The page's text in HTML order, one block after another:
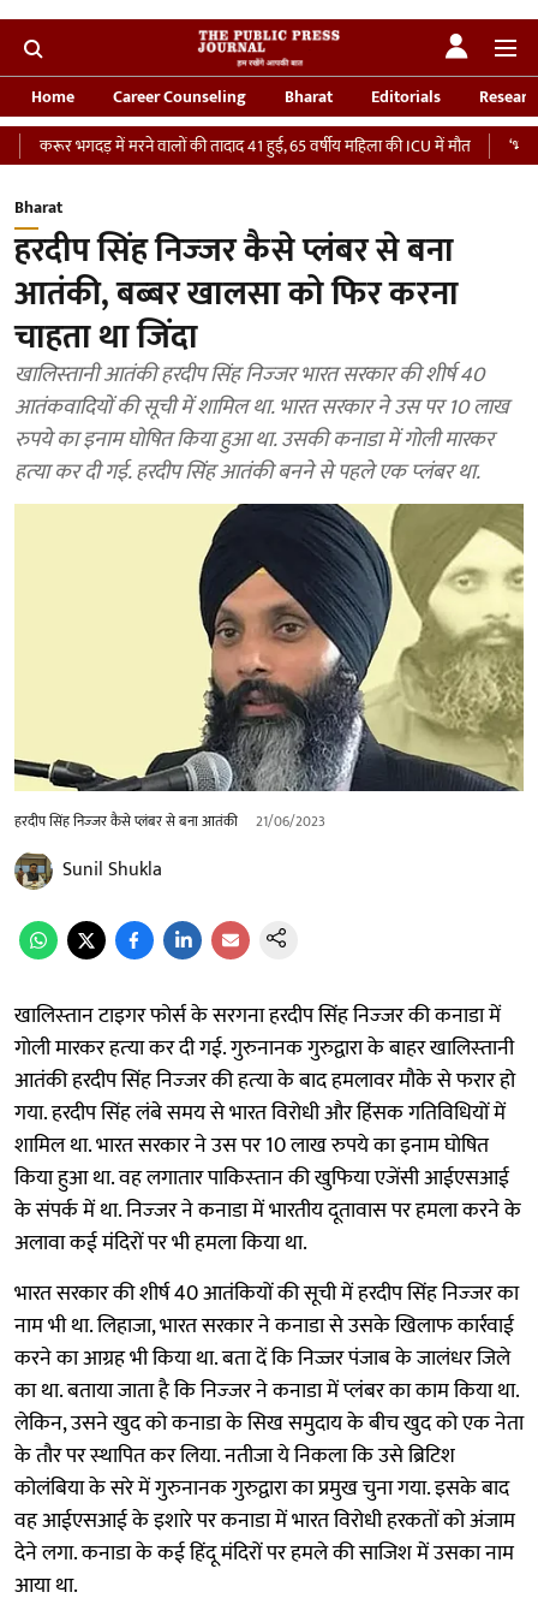
Home Career Counseling Bharat Editorials
में मरने वालों की तादाद 41 हुई, 65 वर्षीय महिला की ICU में मौत
‘भारतीय सेना
Bharat
हरदीप सिंह निज्‍जर कैसे प्लंबर से बना
आतंकी, बब्‍बर खालसा को फिर करना
चाहता था जिंदा
खालिस्‍तानी आतंकी हरदीप सिंह निज्‍जर भारत सरकार की शीर्ष 40
आतंकवादियों की सूची में शामिल था. भारत सरकार ने उस पर 10 लाख
रुपये का इनाम घोषित किया हुआ था. उसकी कनाडा में गोली मारकर
हत्‍या कर दी गई. हरदीप सिंह आतंकी बनने से पहले एक प्‍लंबर था.
हरदीप सिंह निज्‍जर कैसे प्लंबर से बना आतंकी 21/06/2023
Sunil Shukla
खालिस्‍तान टाइगर फोर्स के सरगना हरदीप सिंह निज्‍जर की कनाडा में
गोली मारकर हत्‍या कर दी गई. गुरुनानक गुरुद्वारा के बाहर खालिस्‍तानी
आतंकी हरदीप सिंह निज्‍जर की हत्‍या के बाद हमलावर मौके से फरार हो
गया. हरदीप सिंह लंबे समय से भारत विरोधी और हिंसक गतिविधियों में
शामिल था. भारत सरकार ने उस पर 10 लाख रुपये का इनाम घोषित
किया हुआ था. वह लगातार पाकिस्‍तान की खुफिया एजेंसी आईएसआई
के संपर्क में था. निज्‍जर ने कनाडा में भारतीय दूतावास पर हमला करने के
अलावा कई मंदिरों पर भी हमला किया था.
भारत सरकार की शीर्ष 40 आतंकियों की सूची में हरदीप सिंह निज्‍जर का
नाम भी था. लिहाजा, भारत सरकार ने कनाडा से उसके खिलाफ कार्रवाई
करने का आग्रह भी किया था. बता दें कि निज्जर पंजाब के जालंधर जिले
का था. बताया जाता है कि निज्‍जर ने कनाडा में प्लंबर का काम किया था.
लेकिन, उसने खुद को कनाडा के सिख समुदाय के बीच खुद को एक नेता
के तौर पर स्‍थापित कर लिया. नतीजा ये निकला कि उसे ब्रिटिश
कोलंबिया के सरे में गुरुनानक गुरुद्वारा का प्रमुख चुना गया. इसके बाद
वह आईएसआई के इशारे पर कनाडा में भारत विरोधी हरकतों को अंजाम
देने लगा. कनाडा के कई हिंदू मंदिरों पर हमले की साजिश में उसका नाम
आया था.